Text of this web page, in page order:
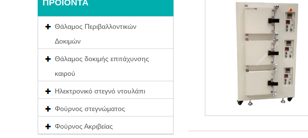
ΠΡΟΪΌΝΤΑ
Θάλαμος Περιβαλλοντικών
Δοκιμών
Θάλαμος δοκιμής επιτάχυνσης
καιρού
Ηλεκτρονικό στεγνό ντουλάπι
Φούρνος στεγνώματος
Φούρνος Ακριβείας